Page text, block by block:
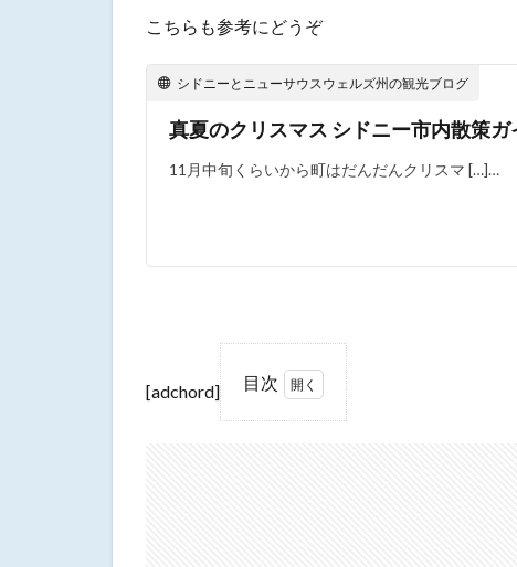
こちらも参考にどうぞ
シドニーとニューサウスウェルズ州の観光ブログ
真夏のクリスマス シドニー市内散策ガ
11月中旬くらいから町はだんだんクリスマ […]…
[adchord] 目次